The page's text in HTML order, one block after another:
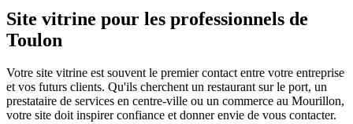
Site vitrine pour les professionnels de
Toulon
Votre site vitrine est souvent le premier contact entre votre entreprise
et vos futurs clients. Qu'ils cherchent un restaurant sur le port, un
prestataire de services en centre-ville ou un commerce au Mourillon,
votre site doit inspirer confiance et donner envie de vous contacter.